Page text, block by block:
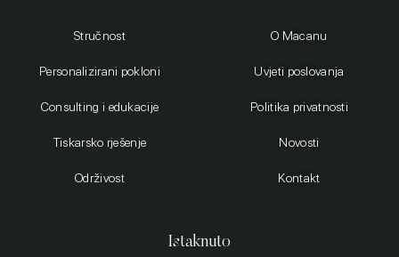
Stručnost
Personalizirani pokloni
Consulting i edukacije
Tiskarsko rješenje
Održivost
O Macanu
Uvjeti poslovanja
Politika privatnosti
Novosti
Kontakt
Istaknuto